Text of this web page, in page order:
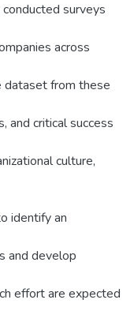
surveys
across
dataset from these
and critical success
culture,
identify an
and develop
effort are expected